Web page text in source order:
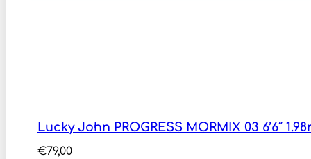
Lucky John PROGRESS MORMIX 03 6’6″
€79,00